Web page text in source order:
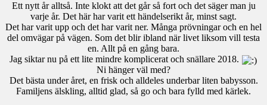
Ett nytt år alltså. Inte klokt att det går så fort och det säger man ju
varje år. Det här har varit ett händelserikt år, minst sagt.
Det har varit upp och det har varit ner. Många prövningar och en hel
del omvägar på vägen. Som det blir ibland när livet liksom vill testa
en. Allt på en gång bara.
Jag siktar nu på ett lite mindre komplicerat och snällare 2018.
Ni hänger väl med?
Det bästa under året, en frisk och alldeles underbar liten babysson.
Familjens älskling, alltid glad, så go och bara fylld med kärlek.